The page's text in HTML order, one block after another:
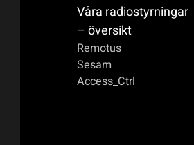
Våra radiostyrningar
– översikt
Remotus
Sesam
Access_Ctrl